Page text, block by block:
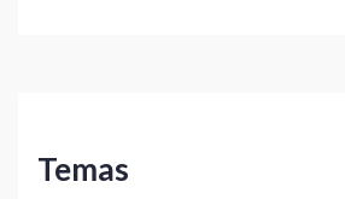
Temas